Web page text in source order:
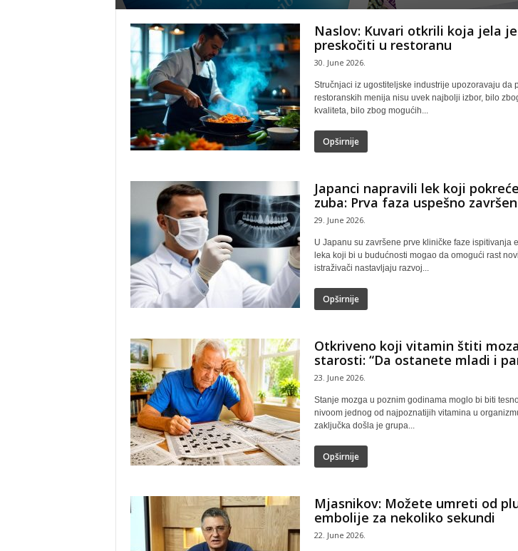
Naslov: Kuvari otkrili koja jela
preskočiti u restoranu
30. June 2026.
Stručnjaci iz ugostiteljske industrije upozoravaju da
restoranskih menija nisu uvek najbolji izbor, bilo
kvaliteta, bilo zbog mogućih...
Opširnije
Japanci napravili lek koji
zuba: Prva faza uspešno
29. June 2026.
U Japanu su završene prve kliničke faze ispitivanja
leka koji bi u budućnosti mogao da omogući rast
istraživači nastavljaju razvoj...
Opširnije
Otkriveno koji vitamin štiti
starosti: “Da ostanete mladi i
23. June 2026.
Stanje mozga u poznim godinama moglo bi biti
nivoom jednog od najpoznatijih vitamina u
zaključka došla je grupa...
Opširnije
Mjasnikov: Možete umreti od
embolije za nekoliko sekundi
22. June 2026.